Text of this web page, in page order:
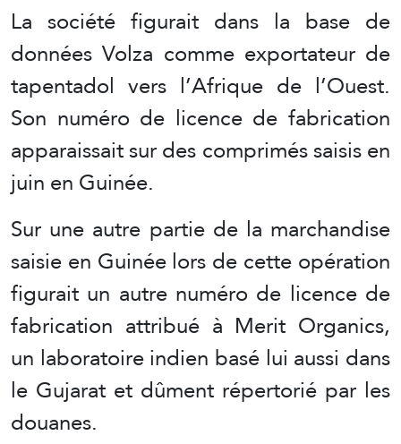
La société figurait dans la base de
données Volza comme exportateur de
tapentadol vers l’Afrique de l’Ouest.
Son numéro de licence de fabrication
apparaissait sur des comprimés saisis en
juin en Guinée.
Sur une autre partie de la marchandise
saisie en Guinée lors de cette opération
figurait un autre numéro de licence de
fabrication attribué à Merit Organics,
un laboratoire indien basé lui aussi dans
le Gujarat et dûment répertorié par les
douanes.